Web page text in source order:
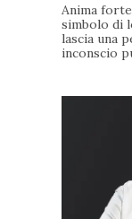
Anima
simbolo di
lascia una
inconscio